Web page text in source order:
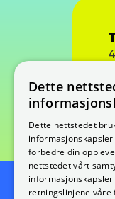
Dette
Dette nettstedet
forbedre din
nettstedet vårt
retningslinjene våre